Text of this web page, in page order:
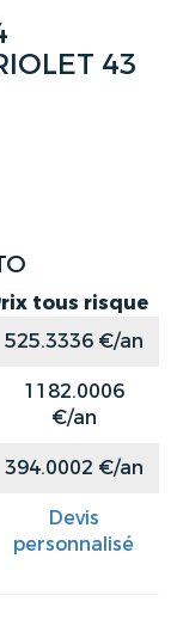
43
tous risque
525.3336 €/an
1182.0006
€/an
394.0002 €/an
Devis
personnalisé